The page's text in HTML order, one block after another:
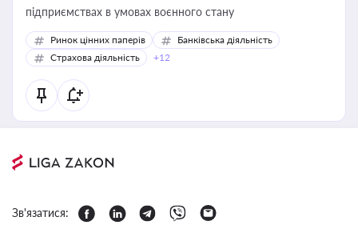
підприємствах в умовах воєнного стану
Ринок цінних паперів
Банківська діяльність
Страхова діяльність
+12
Зв'язатися: